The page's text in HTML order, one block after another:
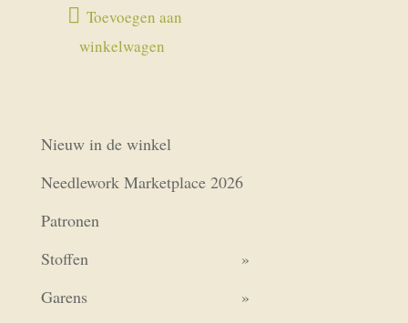
Toevoegen aan
winkelwagen
Nieuw in de winkel
Needlework Marketplace 2026
Patronen
Stoffen
Garens